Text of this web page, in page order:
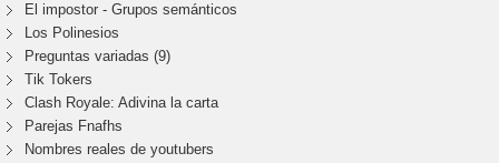
El impostor - Grupos semánticos
Los Polinesios
Preguntas variadas (9)
Tik Tokers
Clash Royale: Adivina la carta
Parejas Fnafhs
Nombres reales de youtubers